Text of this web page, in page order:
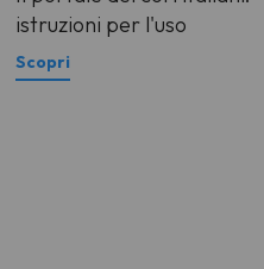
istruzioni per l'uso